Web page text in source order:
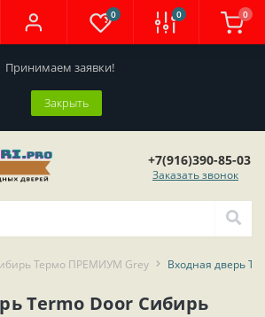
Принимаем заявки!
Закрыть
0 0 0
+7(916)390-85-03
Заказать звонок
Термо ПРЕМИУМ Grey Входная дверь
Termo Door Сибирь